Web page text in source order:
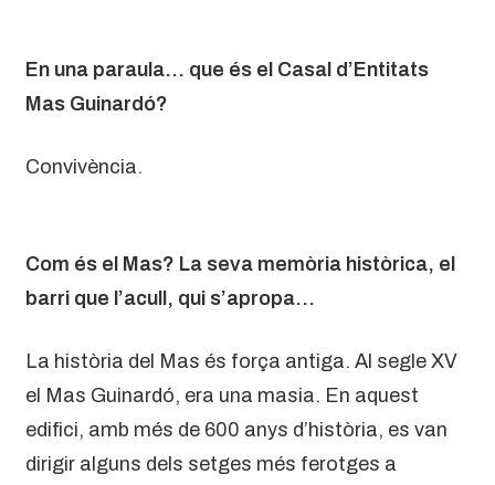
En una paraula… que és el Casal d’Entitats
Mas Guinardó?
Convivència.
Com és el Mas? La seva memòria històrica, el
barri que l’acull, qui s’apropa…
La història del Mas és força antiga. Al segle XV
el Mas Guinardó, era una masia. En aquest
edifici, amb més de 600 anys d’història, es van
dirigir alguns dels setges més ferotges a